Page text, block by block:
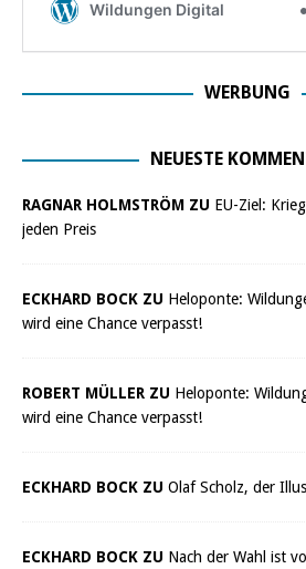
WERBUNG
NEUESTE
RAGNAR HOLMSTRÖM ZU EU-Ziel:
jeden Preis
ECKHARD BOCK ZU Heloponte:
wird eine Chance verpasst!
ROBERT MÜLLER ZU Heloponte:
wird eine Chance verpasst!
ECKHARD BOCK ZU Olaf Scholz, der
ECKHARD BOCK ZU Nach der Wahl ist